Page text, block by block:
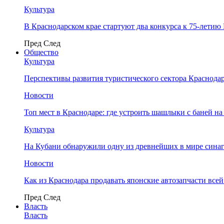
Культура
В Краснодарском крае стартуют два конкурса к 75-
Пред След
Общество
Культура
Перспективы развития туристического сектора
Новости
Топ мест в Краснодаре: где устроить шашлыки с баней
Культура
На Кубани обнаружили одну из древнейших в мире
Новости
Как из Краснодара продавать японские автозапчасти
Пред След
Власть
Власть